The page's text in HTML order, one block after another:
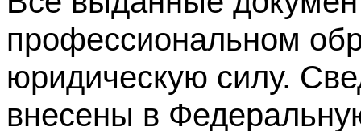
профессиональном
юридическую силу.
внесены в